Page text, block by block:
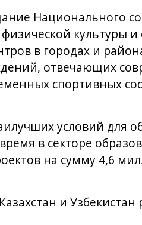
Национального
культуры и
в городах и
отвечающих
спортивных
условий для
в секторе
на сумму 4,6
и Узбекистан